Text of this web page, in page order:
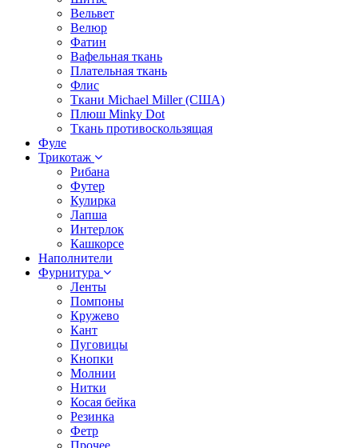
Вельвет
Велюр
Фатин
Вафельная ткань
Плательная ткань
Флис
Ткани Michael Miller (США)
Плюш Minky Dot
Ткань противоскользящая
Фуле
Трикотаж
Рибана
Футер
Кулирка
Лапша
Интерлок
Кашкорсе
Наполнители
Фурнитура
Ленты
Помпоны
Кружево
Кант
Пуговицы
Кнопки
Молнии
Нитки
Косая бейка
Резинка
Фетр
Прочее